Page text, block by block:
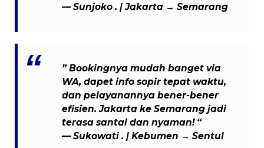
— Sunjoko . | Jakarta → Semarang
” Bookingnya mudah banget via
WA, dapet info sopir tepat waktu,
dan pelayanannya bener-bener
efisien. Jakarta ke Semarang jadi
terasa santai dan nyaman! “
— Sukowati . | Kebumen → Sentul